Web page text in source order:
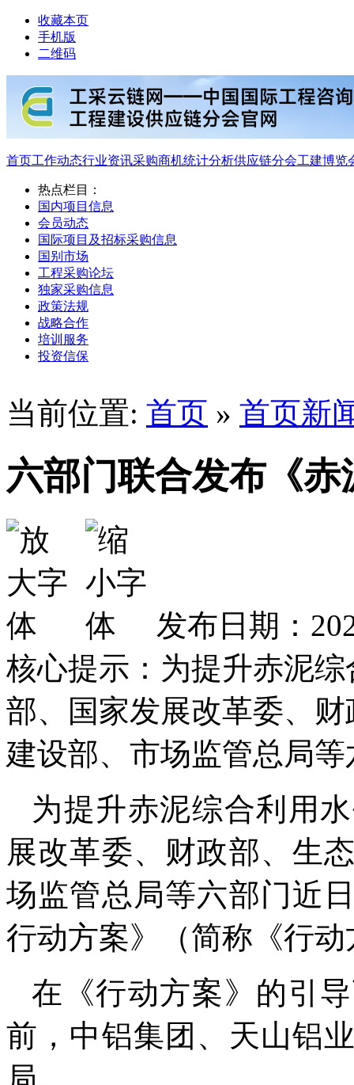
收藏本页
手机版
二维码
首页工作动态行业资讯采购商机统计分析供应链分会工建博览
热点栏目：
国内项目信息
会员动态
国际项目及招标采购信息
国别市场
工程采购论坛
独家采购信息
政策法规
战略合作
培训服务
投资信保
当前位置: 首页 » 首页新
六部门联合发布《
发布日期：
核心提示：为提升赤泥
部、国家发展改革委、
建设部、市场监管总局
为提升赤泥综合利用
展改革委、财政部、生
场监管总局等六部门近
行动方案》（简称《行
在《行动方案》的引
前，中铝集团、天山铝
局。